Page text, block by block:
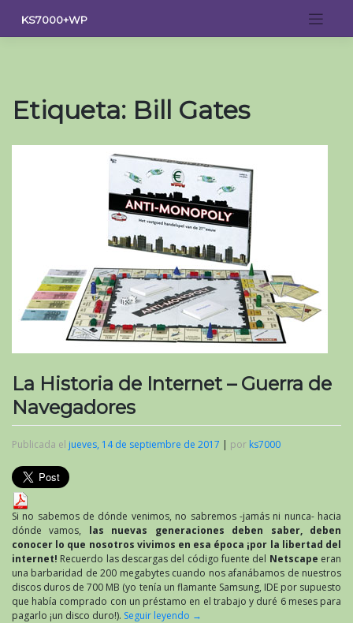
contenido
KS7000+WP
Etiqueta: Bill Gates
La Historia de Internet – Guerra de
Navegadores
Publicada el jueves, 14 de septiembre de 2017 | por ks7000
Si no sabemos de dónde venimos, no sabremos -jamás ni nunca- hacia
dónde vamos, las nuevas generaciones deben saber, deben
conocer lo que nosotros vivimos en esa época ¡por la libertad del
internet! Recuerdo las descargas del código fuente del Netscape eran
una barbaridad de 200 megabytes cuando nos afanábamos de nuestros
discos duros de 700 MB (yo tenía un flamante Samsung, IDE por supuesto
que había comprado con un préstamo en el trabajo y duré 6 meses para
pagarlo ¡un disco duro!). Seguir leyendo →